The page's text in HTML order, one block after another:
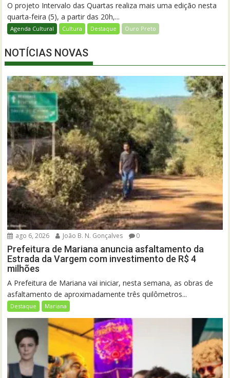
O projeto Intervalo das Quartas realiza mais uma edição nesta
quarta-feira (5), a partir das 20h,...
Agenda Cultural Cultura Destaque Ouro Preto
NOTÍCIAS NOVAS
ago 6, 2026 João B. N. Gonçalves 0
Prefeitura de Mariana anuncia asfaltamento da
Estrada da Vargem com investimento de R$ 4
milhões
A Prefeitura de Mariana vai iniciar, nesta semana, as obras de
asfaltamento de aproximadamente três quilômetros...
Destaque Mariana